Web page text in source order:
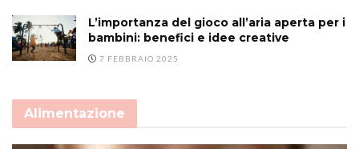
L’importanza del gioco all’aria aperta per i
bambini: benefici e idee creative
7 FEBBRAIO 2025
Alimentazione